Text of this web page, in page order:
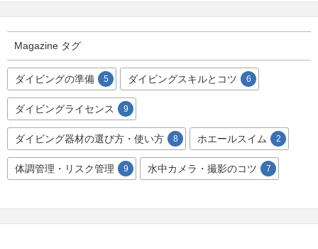
Magazine タグ
ダイビングの準備 5 ダイビングスキルとコツ 6
ダイビングライセンス 9
ダイビング器材の選び方・使い方 8 ホエールスイム 2
体調管理・リスク管理 9 水中カメラ・撮影のコツ 7